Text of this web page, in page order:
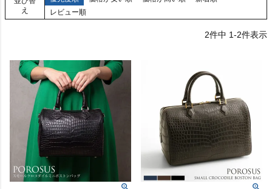
え
レビュー順
2件中 1-2件表示